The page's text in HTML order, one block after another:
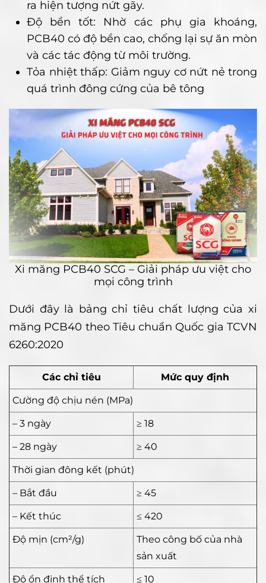
ra hiện tượng nứt gãy.
Độ bền tốt: Nhờ các phụ gia khoáng,
PCB40 có độ bền cao, chống lại sự ăn mòn
và các tác động từ môi trường.
Tỏa nhiệt thấp: Giảm nguy cơ nứt nẻ trong
quá trình đông cứng của bê tông
Xi măng PCB40 SCG – Giải pháp ưu việt cho
mọi công trình
Dưới đây là bảng chỉ tiêu chất lượng của xi
măng PCB40 theo Tiêu chuẩn Quốc gia TCVN
6260:2020
Các chỉ tiêu Mức quy định
Cường độ chịu nén (MPa)
– 3 ngày ≥ 18
– 28 ngày ≥ 40
Thời gian đông kết (phút)
– Bắt đầu ≥ 45
– Kết thúc ≤ 420
Độ mịn (cm²/g)
Theo công bố của nhà
sản xuất
Độ ổn định thể tích
≤ 10